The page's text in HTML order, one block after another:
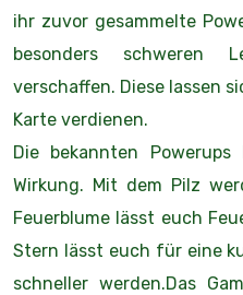
ihr zuvor gesammelte
besonders schweren
verschaffen. Diese lassen
Karte verdienen.
Die bekannten
Wirkung. Mit dem Pilz
Feuerblume lässt euch
Stern lässt euch für eine
schneller werden.Das